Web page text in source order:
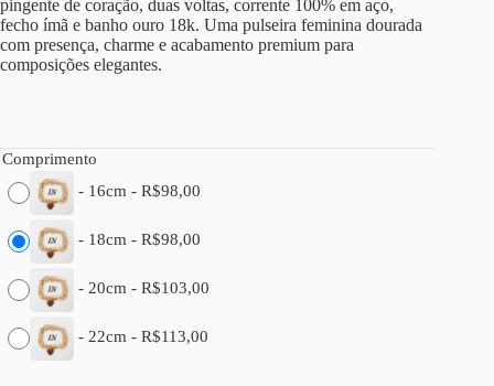
pingente de coração, duas voltas, corrente 100% em aço,
fecho ímã e banho ouro 18k. Uma pulseira feminina dourada
com presença, charme e acabamento premium para
composições elegantes.
Comprimento
- 16cm - R$98,00
- 18cm - R$98,00
- 20cm - R$103,00
- 22cm - R$113,00